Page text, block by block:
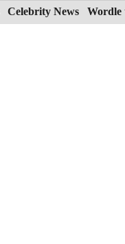
Celebrity News Wordle